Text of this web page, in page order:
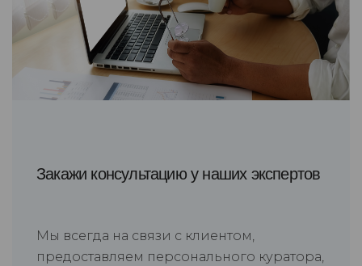
Закажи консультацию у наших экспертов
Мы всегда на связи с клиентом,
предоставляем персонального куратора,